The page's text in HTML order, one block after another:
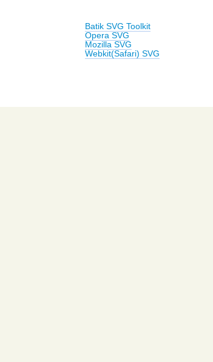
Batik SVG Toolkit
Opera SVG
Mozilla SVG
Webkit(Safari) SVG